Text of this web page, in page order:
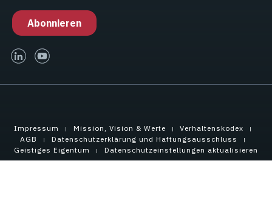
linked-inyoutube
Impressum Mission, Vision & Werte
Verhaltenskodex
AGB
Datenschutzerklärung und Haftungsausschluss
Geistiges Eigentum
Datenschutzeinstellungen aktualisieren